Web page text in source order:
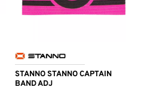
STANNO STANNO CAPTAIN
BAND ADJ